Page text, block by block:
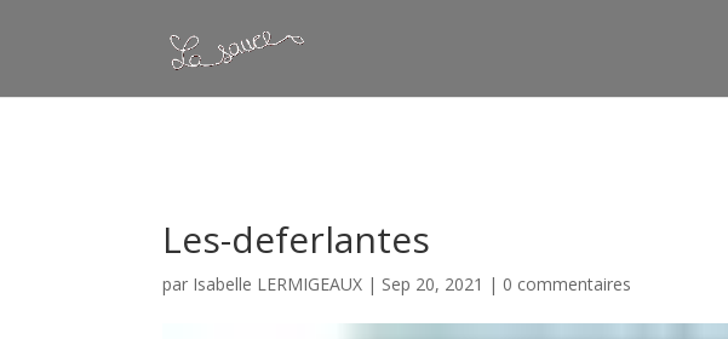
: Constant WP_CRON_LOCK_TIMEOUT already defined in
Les-deferlantes
par Isabelle LERMIGEAUX | Sep 20, 2021 | 0 commentaires